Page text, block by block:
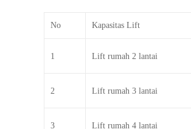
No Kapasitas Lift
1 Lift rumah 2 lantai
2 Lift rumah 3 lantai
3 Lift rumah 4 lantai